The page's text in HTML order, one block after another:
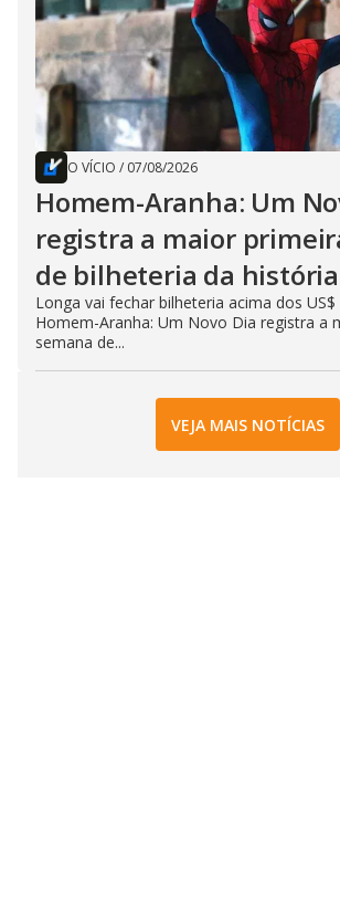
O VÍCIO / 07/08/2026
Homem-Aranha: Um
registra a maior
de bilheteria da história
Longa vai fechar bilheteria acima dos
Homem-Aranha: Um Novo Dia registra a
semana de...
VEJA MAIS NOTÍCIAS